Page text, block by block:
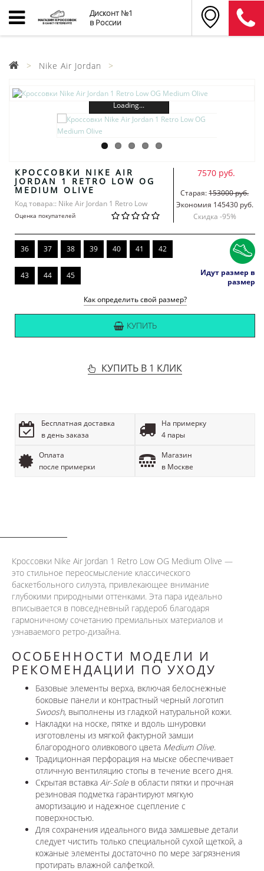
Дисконт №1
в России
Nike Air Jordan
Loading...
КРОССОВКИ NIKE AIR
JORDAN 1 RETRO LOW OG
MEDIUM OLIVE
Код товара:: Nike Air Jordan 1 Retro Low
Оценка покупателей
7570 руб.
Старая:153000 руб.
Экономия 145430 руб.
Скидка -95%
36 37 38 39 40 41 42
43 44 45
Идут размер в
размер
Как определить свой размер?
КУПИТЬ
КУПИТЬ В 1 КЛИК
Бесплатная доставка
в день заказа
На примерку
4 пары
Оплата
после примерки
Магазин
в Москве
Кроссовки Nike Air Jordan 1 Retro Low OG Medium Olive —
это стильное переосмысление классического
баскетбольного силуэта, привлекающее внимание
глубокими природными оттенками. Эта пара идеально
вписывается в повседневный гардероб благодаря
гармоничному сочетанию премиальных материалов и
узнаваемого ретро-дизайна.
ОСОБЕННОСТИ МОДЕЛИ И
РЕКОМЕНДАЦИИ ПО УХОДУ
Базовые элементы верха, включая белоснежные
боковые панели и контрастный черный логотип
Swoosh, выполнены из гладкой натуральной кожи.
Накладки на носке, пятке и вдоль шнуровки
изготовлены из мягкой фактурной замши
благородного оливкового цвета Medium Olive.
Традиционная перфорация на мыске обеспечивает
отличную вентиляцию стопы в течение всего дня.
Скрытая вставка Air-Sole в области пятки и прочная
резиновая подметка гарантируют мягкую
амортизацию и надежное сцепление с
поверхностью.
Для сохранения идеального вида замшевые детали
следует чистить только специальной сухой щеткой, а
кожаные элементы достаточно по мере загрязнения
протирать влажной салфеткой.